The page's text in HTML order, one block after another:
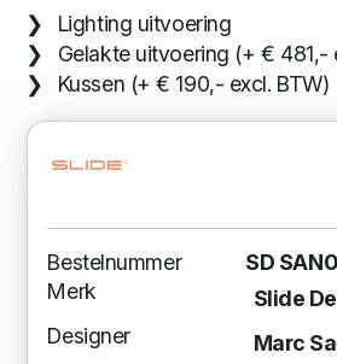
Lighting uitvoering
Gelakte uitvoering (+ € 481,-
Kussen (+ € 190,- excl. BTW)
Bestelnummer
SD
Merk
Slide
Designer
Marc